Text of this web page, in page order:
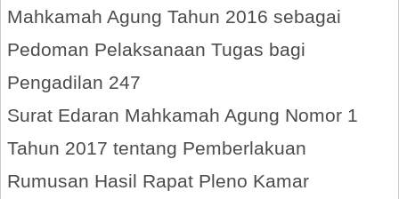
Mahkamah Agung Tahun 2016 sebagai
Pedoman Pelaksanaan Tugas bagi
Pengadilan 247
Surat Edaran Mahkamah Agung Nomor 1
Tahun 2017 tentang Pemberlakuan
Rumusan Hasil Rapat Pleno Kamar